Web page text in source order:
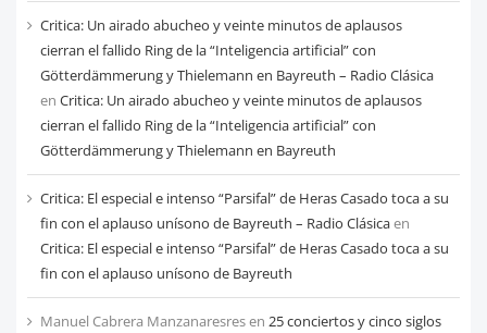
Critica: Un airado abucheo y veinte minutos de aplausos
cierran el fallido Ring de la “Inteligencia artificial” con
Götterdämmerung y Thielemann en Bayreuth – Radio Clásica
en Critica: Un airado abucheo y veinte minutos de aplausos
cierran el fallido Ring de la “Inteligencia artificial” con
Götterdämmerung y Thielemann en Bayreuth
Critica: El especial e intenso “Parsifal” de Heras Casado toca a su
fin con el aplauso unísono de Bayreuth – Radio Clásicaen
Critica: El especial e intenso “Parsifal” de Heras Casado toca a su
fin con el aplauso unísono de Bayreuth
Manuel Cabrera Manzanaresresen 25 conciertos y cinco siglos